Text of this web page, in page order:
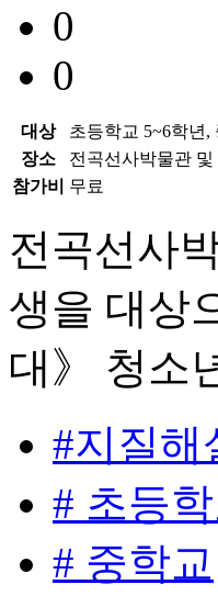
0
0
대상
초등학교 5~6학년,
장소
전곡선사박물관 및
참가비
무료
전곡선사
생을 대상
대》 청소
#지질해
# 초등
# 중학교